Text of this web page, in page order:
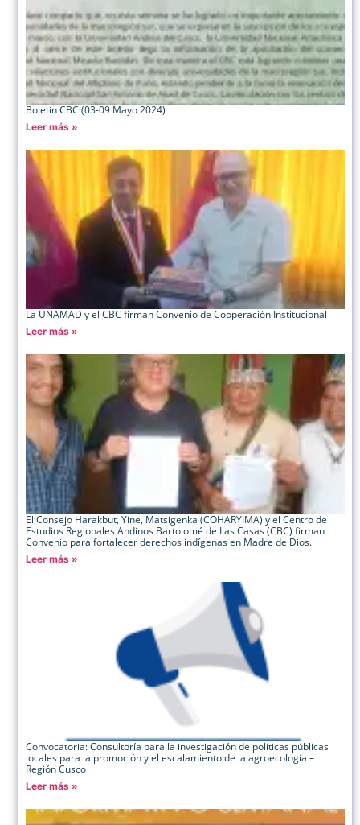
Boletín CBC (03-09 Mayo 2024)
Leer más »
La UNAMAD y el CBC firman Convenio de Cooperación Institucional
Leer más »
El Consejo Harakbut, Yine, Matsigenka (COHARYIMA) y el Centro de
Estudios Regionales Andinos Bartolomé de Las Casas (CBC) firman
Convenio para fortalecer derechos indígenas en Madre de Dios.
Leer más »
Convocatoria: Consultoría para la investigación de políticas públicas
locales para la promoción y el escalamiento de la agroecología –
Región Cusco
Leer más »